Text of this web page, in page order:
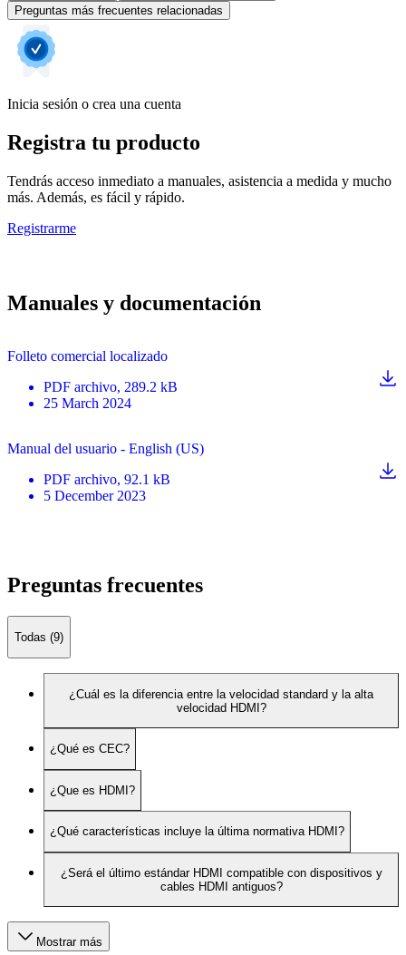
Preguntas más frecuentes relacionadas
Inicia sesión o crea una cuenta
Registra tu producto
Tendrás acceso inmediato a manuales, asistencia a medida y mucho
más. Además, es fácil y rápido.
Registrarme
Manuales y documentación
Folleto comercial localizado
PDF archivo, 289.2 kB
25 March 2024
Manual del usuario - English (US)
PDF archivo, 92.1 kB
5 December 2023
Preguntas frecuentes
Todas (9)
¿Cuál es la diferencia entre la velocidad standard y la alta
velocidad HDMI?
¿Qué es CEC?
¿Que es HDMI?
¿Qué características incluye la última normativa HDMI?
¿Será el último estándar HDMI compatible con dispositivos y
cables HDMI antiguos?
Mostrar más